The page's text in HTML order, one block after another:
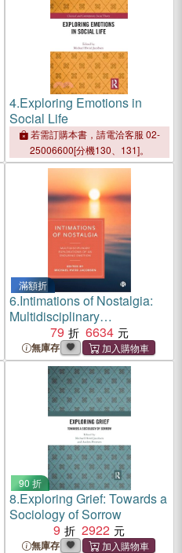
4.Exploring Emotions in
Social Life
若需訂購本書，請電洽客服 02-
25006600[分機130、131]。
滿額折
6.Intimations of Nostalgia:
Multidisciplinary
Explorations of an Enduring
Emotion
79 6634
無庫存
90 折
8.Exploring Grief: Towards a
Sociology of Sorrow
9
2922
無庫存